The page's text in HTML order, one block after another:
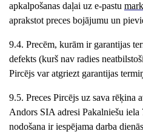
apkalpošanas daļai uz e-pastu
aprakstot preces bojājumu un
9.4. Precēm, kurām ir garantijas
defekts (kurš nav radies
Pircējs var atgriezt garantijas
9.5. Preces Pircējs uz sava rēķina
Andors SIA adresi Pakalniešu
nodošana ir iespējama darba